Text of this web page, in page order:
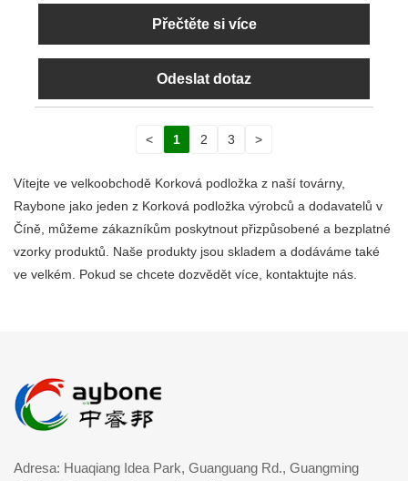
Přečtěte si více
Odeslat dotaz
< 1 2 3 >
Vítejte ve velkoobchodě Korková podložka z naší továrny,
Raybone jako jeden z Korková podložka výrobců a dodavatelů v
Číně, můžeme zákazníkům poskytnout přizpůsobené a bezplatné
vzorky produktů. Naše produkty jsou skladem a dodáváme také
ve velkém. Pokud se chcete dozvědět více, kontaktujte nás.
Adresa: Huaqiang Idea Park, Guanguang Rd., Guangming